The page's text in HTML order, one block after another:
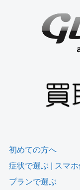
初めての方へ
症状で選ぶ | スマ
プランで選ぶ